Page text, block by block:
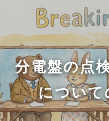
分電盤の点
について